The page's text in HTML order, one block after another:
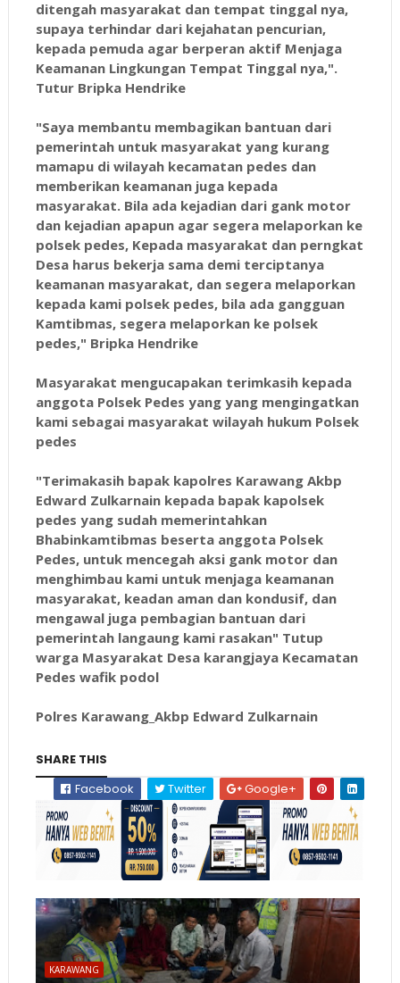
ditengah masyarakat dan tempat tinggal nya,
supaya terhindar dari kejahatan pencurian,
kepada pemuda agar berperan aktif Menjaga
Keamanan Lingkungan Tempat Tinggal nya,".
Tutur Bripka Hendrike
"Saya membantu membagikan bantuan dari
pemerintah untuk masyarakat yang kurang
mamapu di wilayah kecamatan pedes dan
memberikan keamanan juga kepada
masyarakat. Bila ada kejadian dari gank motor
dan kejadian apapun agar segera melaporkan ke
polsek pedes, Kepada masyarakat dan perngkat
Desa harus bekerja sama demi terciptanya
keamanan masyarakat, dan segera melaporkan
kepada kami polsek pedes, bila ada gangguan
Kamtibmas, segera melaporkan ke polsek
pedes," Bripka Hendrike
Masyarakat mengucapakan terimkasih kepada
anggota Polsek Pedes yang yang mengingatkan
kami sebagai masyarakat wilayah hukum Polsek
pedes
"Terimakasih bapak kapolres Karawang Akbp
Edward Zulkarnain kepada bapak kapolsek
pedes yang sudah memerintahkan
Bhabinkamtibmas beserta anggota Polsek
Pedes, untuk mencegah aksi gank motor dan
menghimbau kami untuk menjaga keamanan
masyarakat, keadan aman dan kondusif, dan
mengawal juga pembagian bantuan dari
pemerintah langaung kami rasakan" Tutup
warga Masyarakat Desa karangjaya Kecamatan
Pedes wafik podol
Polres Karawang_Akbp Edward Zulkarnain
SHARE THIS
Facebook
Twitter Google+
KARAWANG